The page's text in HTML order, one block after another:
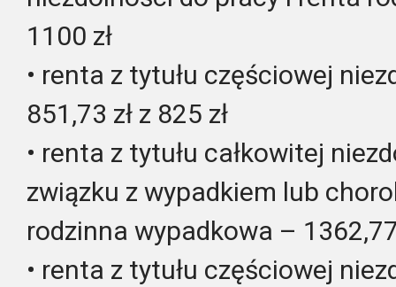
1100 zł
• renta z tytułu częściowej
851,73 zł z 825 zł
• renta z tytułu całkowitej
związku z wypadkiem lub
rodzinna wypadkowa – 1362,77
• renta z tytułu częściowej